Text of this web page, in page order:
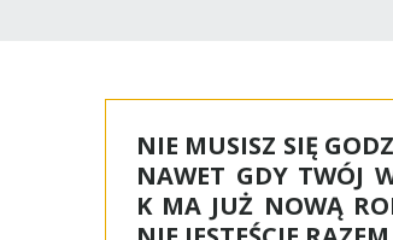
listopad
2015
NIE MUSISZ SIĘ
NAWET GDY TWÓJ
K MA JUŻ NOWĄ